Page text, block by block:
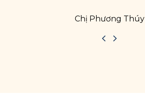
Chị Phương Thúy